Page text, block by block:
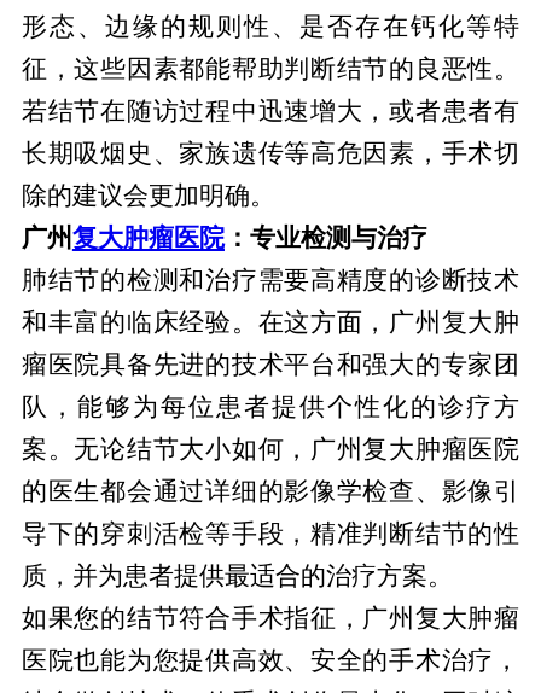
形态、边缘的规则性、是否存在钙化等特
征，这些因素都能帮助判断结节的良恶性。
若结节在随访过程中迅速增大，或者患者有
长期吸烟史、家族遗传等高危因素，手术切
除的建议会更加明确。
广州复大肿瘤医院：专业检测与治疗
肺结节的检测和治疗需要高精度的诊断技术
和丰富的临床经验。在这方面，广州复大肿
瘤医院具备先进的技术平台和强大的专家团
队，能够为每位患者提供个性化的诊疗方
案。无论结节大小如何，广州复大肿瘤医院
的医生都会通过详细的影像学检查、影像引
导下的穿刺活检等手段，精准判断结节的性
质，并为患者提供最适合的治疗方案。
如果您的结节符合手术指征，广州复大肿瘤
医院也能为您提供高效、安全的手术治疗，